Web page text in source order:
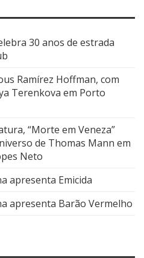
30 anos de estrada
Ramírez Hoffman, com
Terenkova em Porto
“Morte em Veneza”
de Thomas Mann em
Neto
apresenta Emicida
apresenta Barão Vermelho